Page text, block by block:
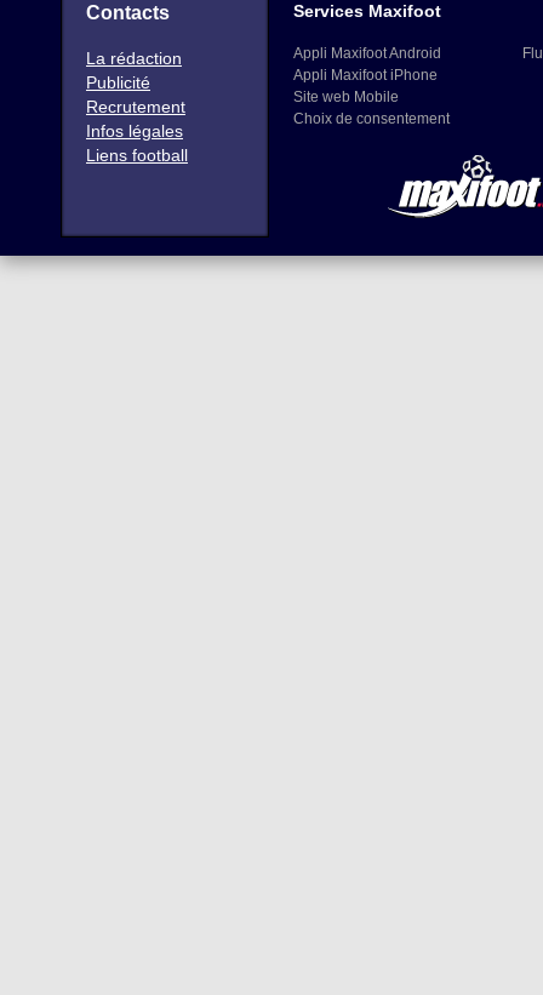
Contacts
La rédaction
Publicité
Recrutement
Infos légales
Liens football
Services Maxifoot
Appli Maxifoot Android
Appli Maxifoot iPhone
Site web Mobile
Choix de consentement